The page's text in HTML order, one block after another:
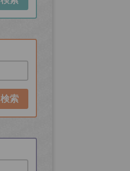
検索